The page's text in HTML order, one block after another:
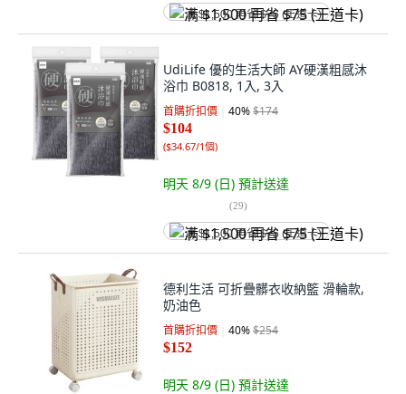
满 $1,500 再省 $75 (王道卡)
UdiLife 優的生活大師 AY硬漢粗感沐
浴巾 B0818, 1入, 3入
首購折扣價 40%$174
$104
($34.67/1個)
明天 8/9 (日) 預計送達
(29)
满 $1,500 再省 $75 (王道卡)
德利生活 可折疊髒衣收納籃 滑輪款,
奶油色
首購折扣價 40%$254
$152
明天 8/9 (日) 預計送達